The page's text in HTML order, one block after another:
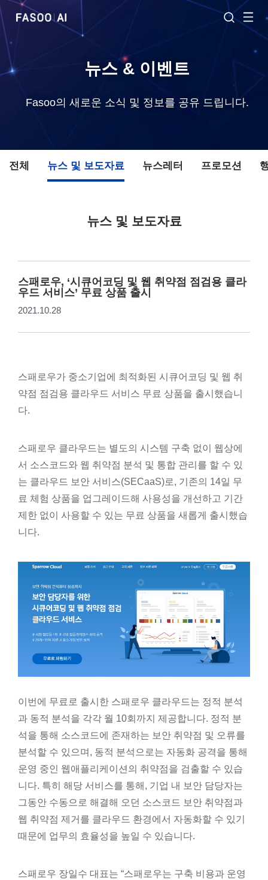
뉴스 & 이벤트
Fasoo의 새로운 소식 및 정보를 공유 드립니다.
전체 뉴스 및 보도자료 뉴스레터 프로모션
뉴스 및 보도자료
스패로우, ‘시큐어코딩 및 웹 취약점 점검용 클라
우드 서비스’ 무료 상품 출시
2021.10.28
스패로우가 중소기업에 최적화된 시큐어코딩 및 웹 취
약점 점검용 클라우드 서비스 무료 상품을 출시했습니
다.
스패로우 클라우드는 별도의 시스템 구축 없이 웹상에
서 소스코드와 웹 취약점 분석 및 통합 관리를 할 수 있
는 클라우드 보안 서비스(SECaaS)로, 기존의 14일 무
료 체험 상품을 업그레이드해 사용성을 개선하고 기간
제한 없이 사용할 수 있는 무료 상품을 새롭게 출시했습
니다.
이번에 무료로 출시한 스패로우 클라우드는 정적 분석
과 동적 분석을 각각 월 10회까지 제공합니다. 정적 분
석을 통해 소스코드에 존재하는 보안 취약점 및 오류를
분석할 수 있으며, 동적 분석으로는 자동화 공격을 통해
운영 중인 웹애플리케이션의 취약점을 검출할 수 있습
니다. 특히 해당 서비스를 통해, 기업 내 보안 담당자는
그동안 수동으로 해결해 오던 소스코드 보안 취약점과
웹 취약점 제거를 클라우드 환경에서 자동화할 수 있기
때문에 업무의 효율성을 높일 수 있습니다.
스패로우 장일수 대표는 “스패로우는 구축 비용과 운영